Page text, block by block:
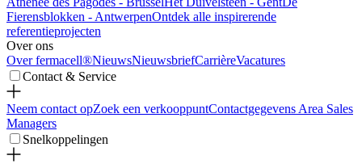
Fierensblokken - AntwerpenOntdek alle inspirerende
referentieprojecten
Over ons
Over fermacell®NieuwsNieuwsbriefCarrièreVacatures
Contact & Service
Neem contact opZoek een verkooppuntContactgegevens Area Sales
Managers
Snelkoppelingen